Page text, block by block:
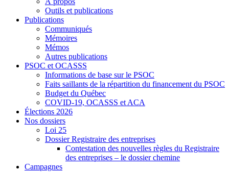
Outils et publications
Publications
Communiqués
Mémoires
Mémos
Autres publications
PSOC et OCASSS
Informations de base sur le PSOC
Faits saillants de la répartition du financement du PSOC
Budget du Québec
COVID-19, OCASSS et ACA
Élections 2026
Nos dossiers
Loi 25
Dossier Registraire des entreprises
Contestation des nouvelles règles du Registraire
des entreprises – le dossier chemine
Campagnes